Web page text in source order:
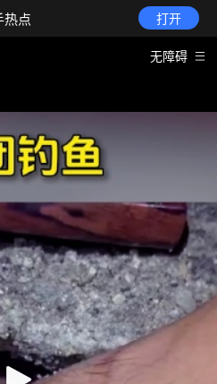
热点 打开
无障碍